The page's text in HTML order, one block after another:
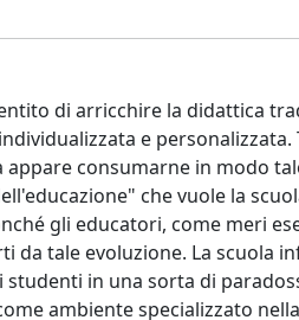
di arricchire la didattica
e personalizzata.
consumarne in modo
che vuole la
gli educatori, come meri
tale evoluzione. La scuola
in una sorta di
ambiente specializzato